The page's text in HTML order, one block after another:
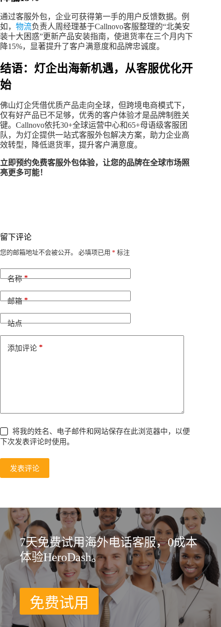
通过客服外包，企业可获得第一手的用户反馈数据。例
如， 物流负责人周经理基于Callnovo客服整理的“北美安
装十大困惑”更新产品安装指南，使退货率在三个月内下
降15%，显著提升了客户满意度和品牌忠诚度。
结语：灯企出海新机遇，从客服优化开
始
佛山灯企凭借优质产品走向全球，但跨境电商模式下，
仅有好产品已不足够，优秀的客户体验才是品牌制胜关
键。Callnovo依托30+全球运营中心和65+母语级客服团
队，为灯企提供一站式客服外包解决方案，助力企业高
效转型，降低退货率，提升客户满意度。
立即预约免费客服外包体验，让您的品牌在全球市场照
亮更多可能！
留下评论
您的邮箱地址不会被公开。 必填项已用 * 标注
名称*
邮箱*
站点
添加评论 *
将我的姓名、电子邮件和网站保存在此浏览器中，以便
下次发表评论时使用。
发表评论
A
t
e
t
i
7天免费试用海外电话客服，0成本
体验HeroDash。
免费试用